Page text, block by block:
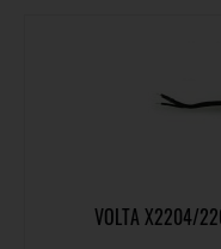
VOLTA X2204/